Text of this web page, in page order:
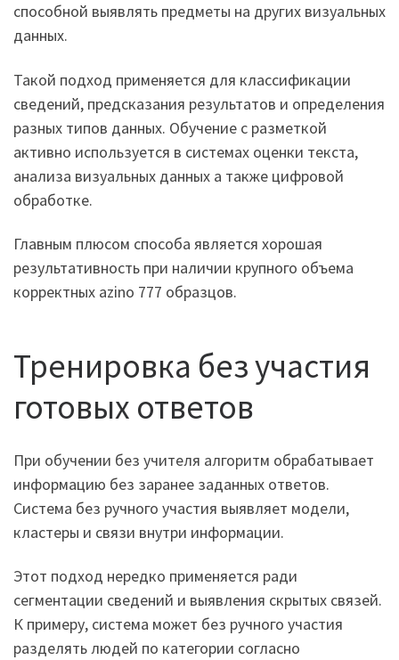
способной выявлять предметы на других визуальных
данных.
Такой подход применяется для классификации
сведений, предсказания результатов и определения
разных типов данных. Обучение с разметкой
активно используется в системах оценки текста,
анализа визуальных данных а также цифровой
обработке.
Главным плюсом способа является хорошая
результативность при наличии крупного объема
корректных azino 777 образцов.
Тренировка без участия
готовых ответов
При обучении без учителя алгоритм обрабатывает
информацию без заранее заданных ответов.
Система без ручного участия выявляет модели,
кластеры и связи внутри информации.
Этот подход нередко применяется ради
сегментации сведений и выявления скрытых связей.
К примеру, система может без ручного участия
разделять людей по категории согласно